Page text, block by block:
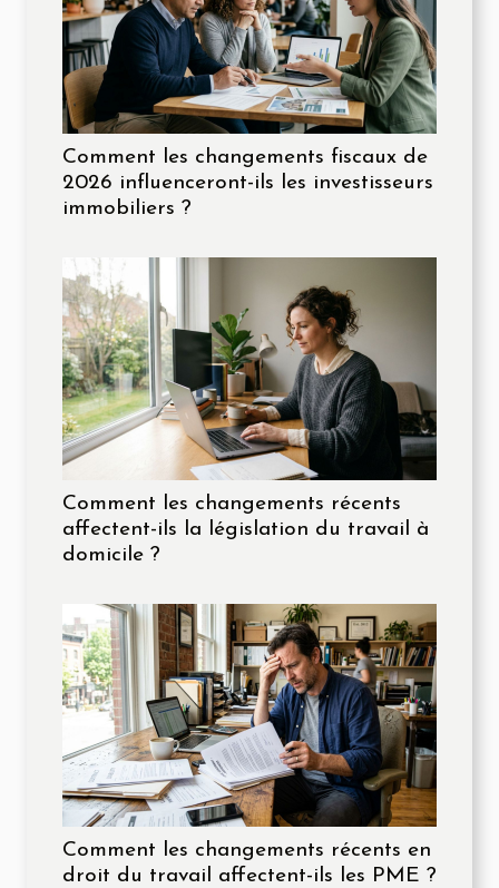
Comment les changements fiscaux de
2026 influenceront-ils les investisseurs
immobiliers ?
Comment les changements récents
affectent-ils la législation du travail à
domicile ?
Comment les changements récents en
droit du travail affectent-ils les PME ?